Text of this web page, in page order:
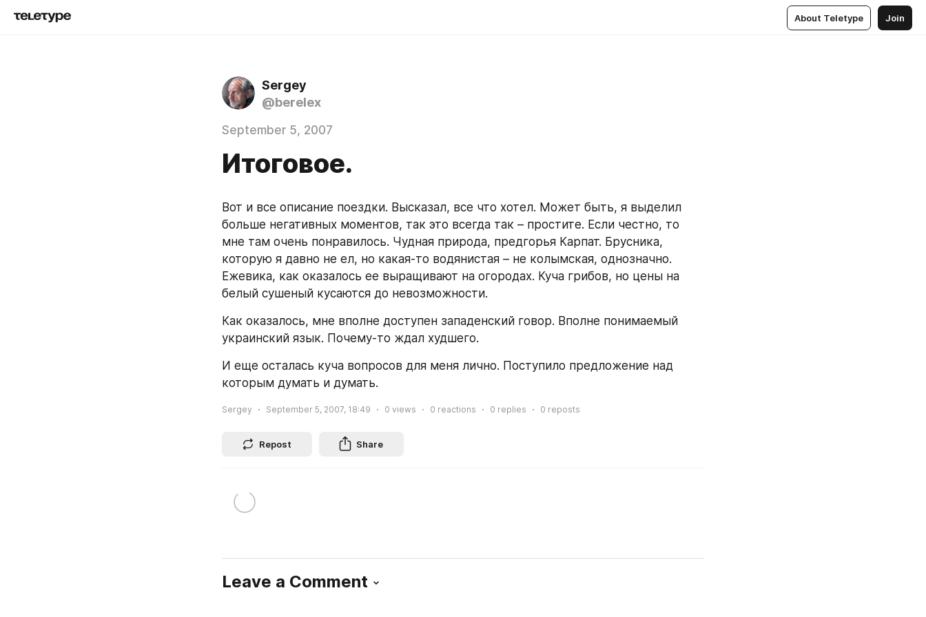
About Teletype Join
Sergey
@berelex
September 5, 2007
Итоговое.
Вот и все описание поездки. Высказал, все что хотел. Может быть, я выделил
больше негативных моментов, так это всегда так – простите. Если честно, то
мне там очень понравилось. Чудная природа, предгорья Карпат. Брусника,
которую я давно не ел, но какая-то водянистая – не колымская, однозначно.
Ежевика, как оказалось ее выращивают на огородах. Куча грибов, но цены на
белый сушеный кусаются до невозможности.
Как оказалось, мне вполне доступен западенский говор. Вполне понимаемый
украинский язык. Почему-то ждал худшего.
И еще осталась куча вопросов для меня лично. Поступило предложение над
которым думать и думать.
Sergey September 5, 2007, 18:49 0 views 0 reactions 0 replies 0 reposts
Repost Share
Leave a Comment